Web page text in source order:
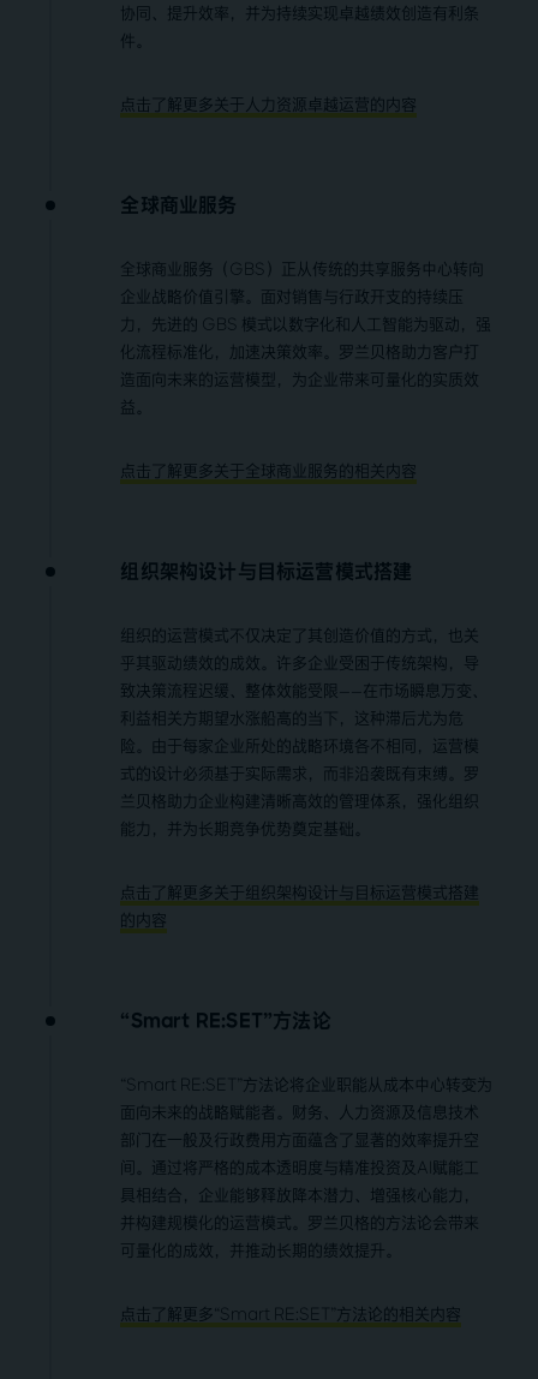
协同、提升效率，并为持续实现卓越绩效创造有利条
件。
点击了解更多关于人力资源卓越运营的内容
全球商业服务
全球商业服务（GBS）正从传统的共享服务中心转向
企业战略价值引擎。面对销售与行政开支的持续压
力，先进的 GBS 模式以数字化和人工智能为驱动，强
化流程标准化，加速决策效率。罗兰贝格助力客户打
造面向未来的运营模型，为企业带来可量化的实质效
益。
点击了解更多关于全球商业服务的相关内容
组织架构设计与目标运营模式搭建
组织的运营模式不仅决定了其创造价值的方式，也关
乎其驱动绩效的成效。许多企业受困于传统架构，导
致决策流程迟缓、整体效能受限——在市场瞬息万变、
利益相关方期望水涨船高的当下，这种滞后尤为危
险。由于每家企业所处的战略环境各不相同，运营模
式的设计必须基于实际需求，而非沿袭既有束缚。罗
兰贝格助力企业构建清晰高效的管理体系，强化组织
能力，并为长期竞争优势奠定基础。
点击了解更多关于组织架构设计与目标运营模式搭建
的内容
“Smart RE:SET”方法论
“Smart RE:SET”方法论将企业职能从成本中心转变为
面向未来的战略赋能者。财务、人力资源及信息技术
部门在一般及行政费用方面蕴含了显著的效率提升空
间。通过将严格的成本透明度与精准投资及AI赋能工
具相结合，企业能够释放降本潜力、增强核心能力，
并构建规模化的运营模式。罗兰贝格的方法论会带来
可量化的成效，并推动长期的绩效提升。
点击了解更多“Smart RE:SET”方法论的相关内容